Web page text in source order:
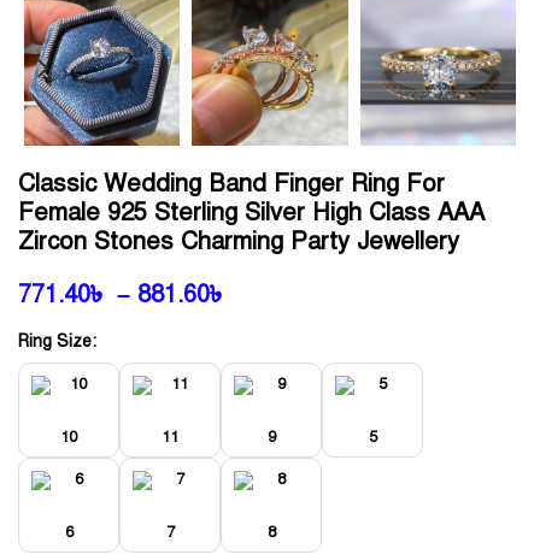
Classic Wedding Band Finger Ring For
Female 925 Sterling Silver High Class AAA
Zircon Stones Charming Party Jewellery
771.40৳ – 881.60৳
Ring Size:
10 11 9 5
6 7 8